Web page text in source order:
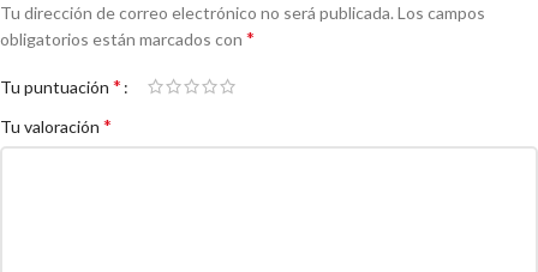
Tu dirección de correo electrónico no será publicada. Los campos
obligatorios están marcados con *
Tu puntuación *
Tu valoración *